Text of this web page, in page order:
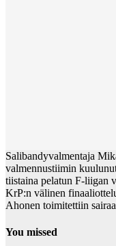
Salibandyvalmentaja
valmennustiimin
tiistaina pelatun F-liigan
KrP:n välinen
Ahonen toimitettiin
You missed